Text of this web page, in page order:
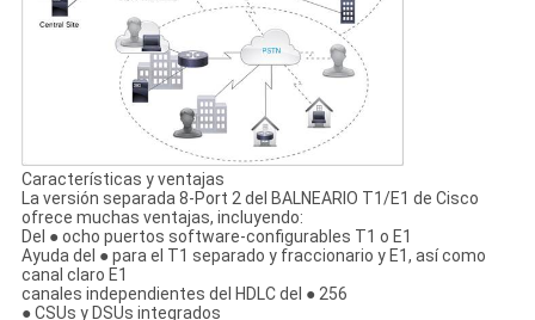
Características y ventajas
La versión separada 8-Port 2 del BALNEARIO T1/E1 de Cisco
ofrece muchas ventajas, incluyendo:
Del ● ocho puertos software-configurables T1 o E1
Ayuda del ● para el T1 separado y fraccionario y E1, así como
canal claro E1
canales independientes del HDLC del ● 256
● CSUs y DSUs integrados